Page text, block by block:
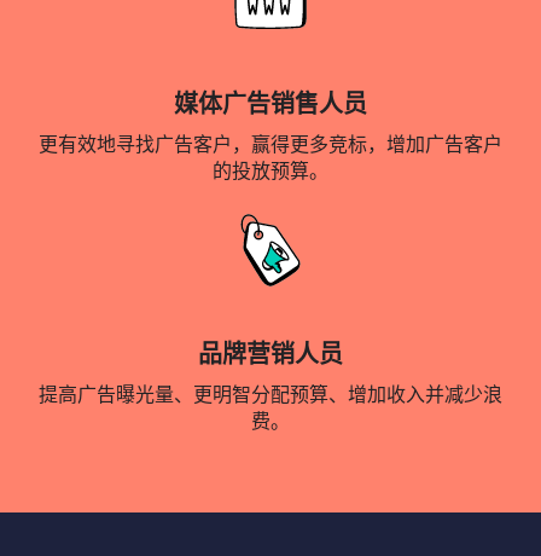
媒体广告销售人员
更有效地寻找广告客户，赢得更多竞标，增加广告客户
的投放预算。
品牌营销人员
提高广告曝光量、更明智分配预算、增加收入并减少浪
费。